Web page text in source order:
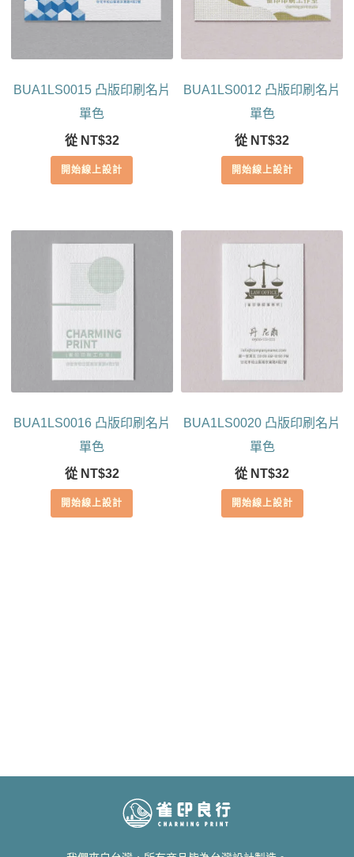
BUA1LS0015 凸版印刷名片
單色
從 NT$32
開始線上設計
BUA1LS0012 凸版印刷名片
單色
從 NT$32
開始線上設計
BUA1LS0016 凸版印刷名片
單色
從 NT$32
開始線上設計
BUA1LS0020 凸版印刷名片
單色
從 NT$32
開始線上設計